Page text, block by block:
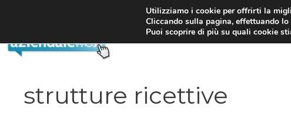
strutture ricettive
Utilizziamo i cookie per offrirti la
Cliccando sulla pagina, effettuando
Puoi scoprire di più su quali cookie